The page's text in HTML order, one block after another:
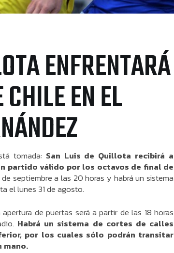
ENFRENTARÁ
EN EL
tomada: San Luis de Quillota recibirá a
partido válido por los octavos de final de
septiembre a las 20 horas y habrá un sistema
el lunes 31 de agosto.
de puertas será a partir de las 18 horas
Habrá un sistema de cortes de calles
por los cuales sólo podrán transitar
mano.